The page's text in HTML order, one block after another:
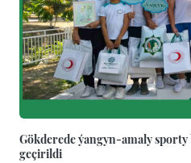
Gökderede ýangyn-amaly
geçirildi